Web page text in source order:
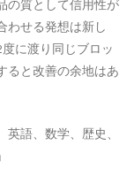
の質として信用性が
わせる発想は新し
に渡り同じブロッ
ると改善の余地はあ
英語、数学、歴史、